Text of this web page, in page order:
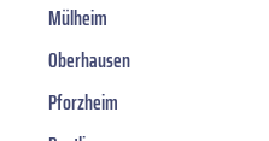
Mülheim
Oberhausen
Pforzheim